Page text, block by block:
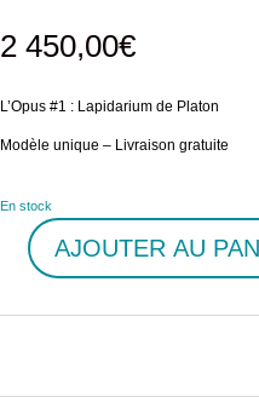
2 450,00€
L’Opus #1 : Lapidarium de Platon
Modèle unique – Livraison gratuite
En stock
quantité
AJOUTER AU